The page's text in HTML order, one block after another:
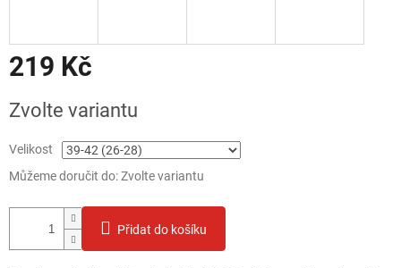
219 Kč
cena:
Zvolte variantu
Velikost
Můžeme doručit do:Zvolte variantu
Přidat do košíku